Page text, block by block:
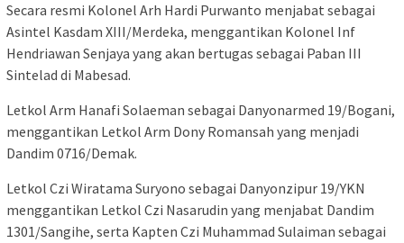
Secara resmi Kolonel Arh Hardi Purwanto menjabat sebagai
Asintel Kasdam XIII/Merdeka, menggantikan Kolonel Inf
Hendriawan Senjaya yang akan bertugas sebagai Paban III
Sintelad di Mabesad.
Letkol Arm Hanafi Solaeman sebagai Danyonarmed 19/Bogani,
menggantikan Letkol Arm Dony Romansah yang menjadi
Dandim 0716/Demak.
Letkol Czi Wiratama Suryono sebagai Danyonzipur 19/YKN
menggantikan Letkol Czi Nasarudin yang menjabat Dandim
1301/Sangihe, serta Kapten Czi Muhammad Sulaiman sebagai